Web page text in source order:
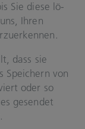
Sie diese lö­
Ihren
dass sie
Spei­chern von
oder so
ge­sen­det